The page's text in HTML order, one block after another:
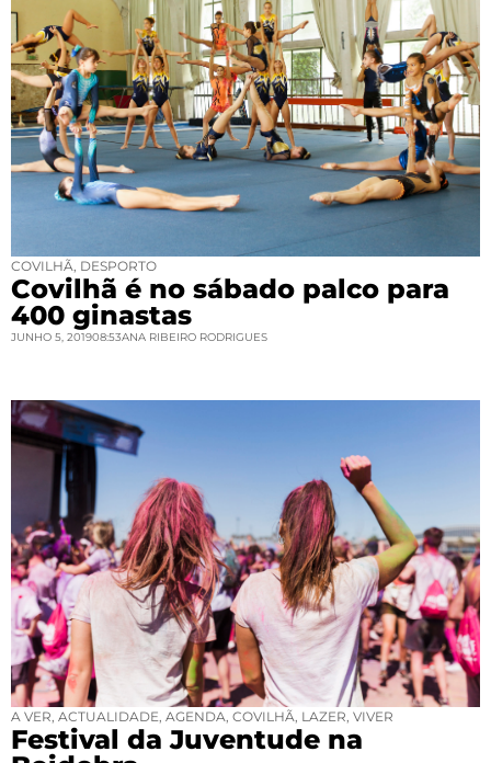
COVILHÃ DESPORTO
Covilhã é no sábado palco para
400 ginastas
JUNHO 5, 201908:53ANA RIBEIRO RODRIGUES
A VER ACTUALIDADE AGENDA COVILHÃ LAZER VIVER
Festival da Juventude na